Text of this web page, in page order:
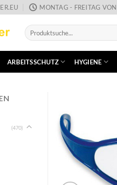
MONTAG - FREITAG
Suche
nach:
ARBEITSSCHUTZ HYGIENE
(470)